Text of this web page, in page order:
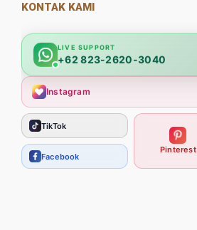
KONTAK KAMI
LIVE SUPPORT
+62 823-2620-3040
Instagram
TikTok
Facebook
Pinterest